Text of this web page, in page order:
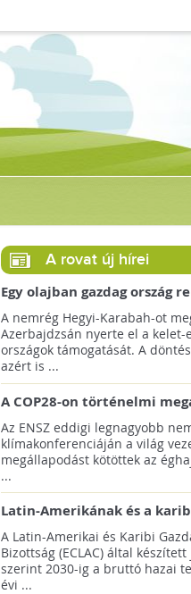
A rovat új hírei
Egy olajban gazdag ország
jövőre a COP29 klímacsúcsot
A nemrég Hegyi-Karabah-ot
Azerbajdzsán nyerte el a kelet-
országok támogatását. A
azért is ...
A COP28-on történelmi
született! - Összefoglaló az
klímacsúcsáról
Az ENSZ eddigi legnagyobb
klímakonferenciáján a világ
megállapodást kötöttek az
...
Latin-Amerikának és a
térségnek növelniük kell
az éghajlatvédelmi célok
A Latin-Amerikai és Karibi
Bizottság (ECLAC) által
szerint 2030-ig a bruttó hazai
évi ...